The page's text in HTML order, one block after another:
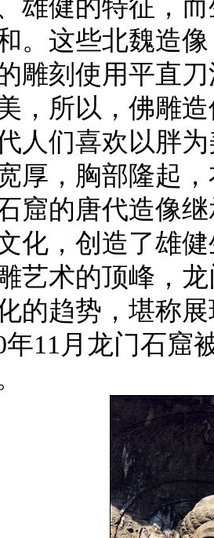
雄健的特征，
。这些北魏造
雕刻使用平直
，所以，佛雕
人们喜欢以胖
厚，胸部隆起
窟的唐代造像
化，创造了雄
艺术的顶峰，
的趋势，堪称
年11月龙门石窟